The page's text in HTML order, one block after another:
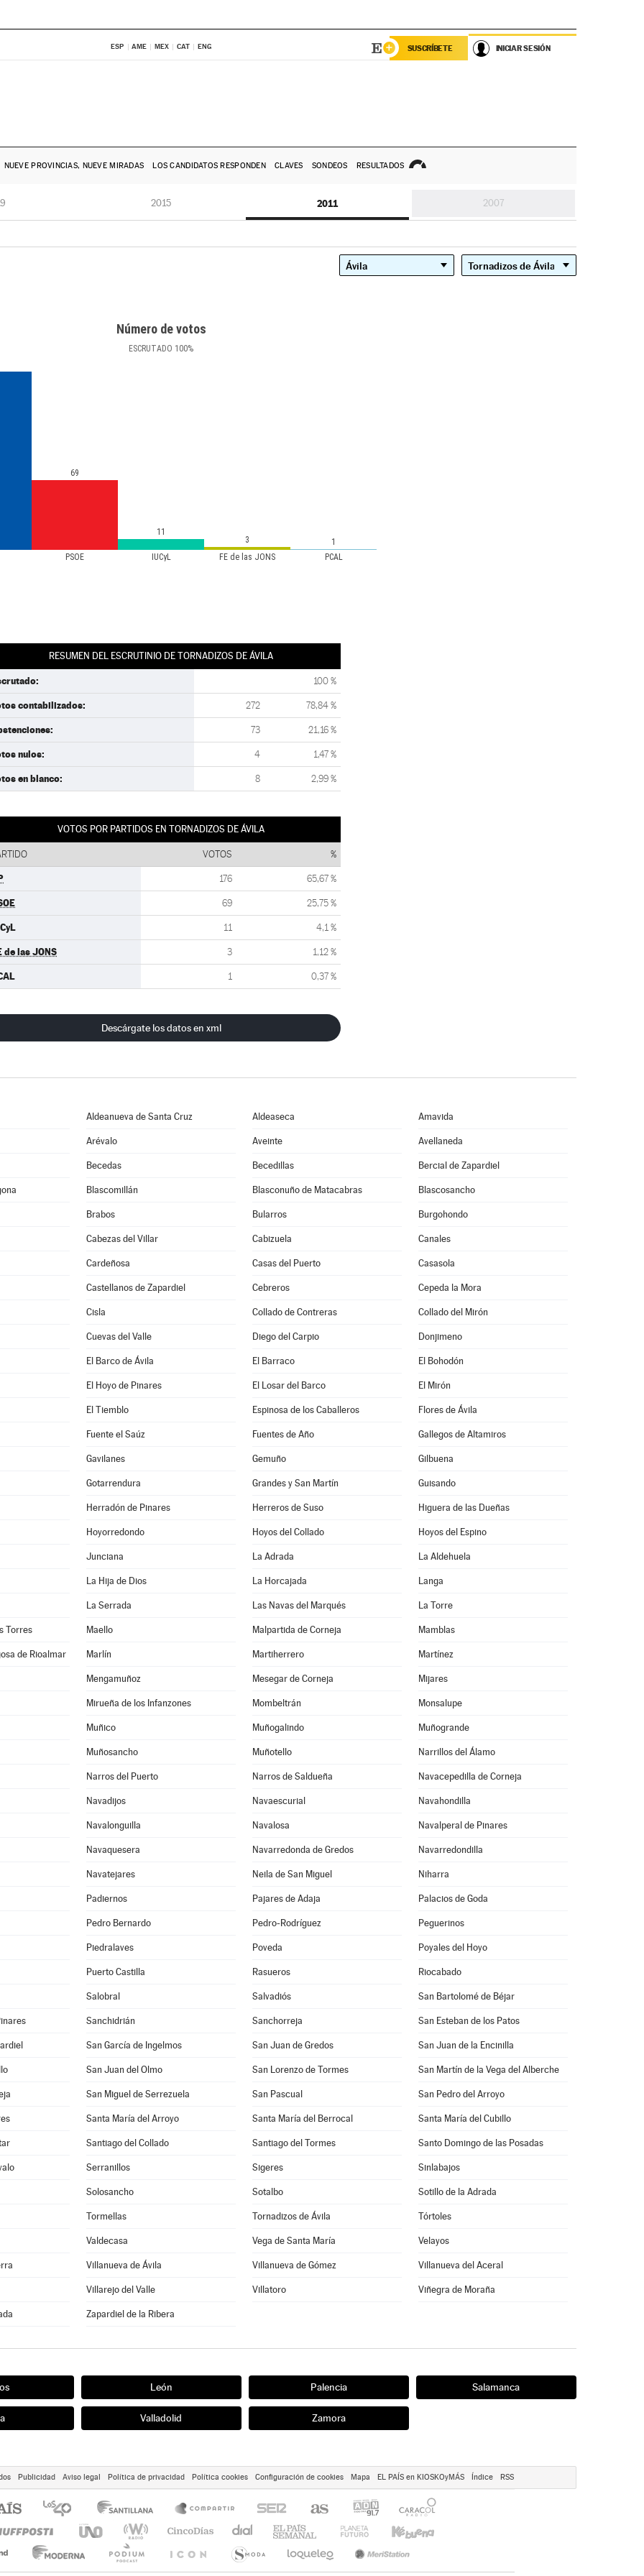
ESP AME MEX CAT ENG SUSCRÍBETE INICIAR SESIÓN
NUEVE PROVINCIAS, NUEVE MIRADAS LOS CANDIDATOS RESPONDEN CLAVES SONDEOS RESULTADOS
2015 2011 2007
Número de votos
ESCRUTADO 100%
PSOE IUCyL FE de las JONS PCAL
69
11
3 1
RESUMEN DEL ESCRUTINIO DE TORNADIZOS DE ÁVILA
100 %
contabilizados: 272 78,84 %
73 21,16 %
nulos: 4 1,47 %
en blanco: 8 2,99 %
VOTOS POR PARTIDOS EN TORNADIZOS DE ÁVILA
VOTOS %
176 65,67 %
69 25,75 %
11 4,1 %
de las JONS 3 1,12 %
1 0,37 %
Descárgate los datos en xml
Aldeanueva de Santa Cruz Aldeaseca Amavida
Arévalo Aveinte Avellaneda
Becedas Becedillas Bercial de Zapardiel
Blascomillán Blasconuño de Matacabras Blascosancho
Brabos Bularros Burgohondo
Cabezas del Villar Cabizuela Canales
Cardeñosa Casas del Puerto Casasola
Castellanos de Zapardiel Cebreros Cepeda la Mora
Cisla Collado de Contreras Collado del Mirón
Cuevas del Valle Diego del Carpio Donjimeno
El Barco de Ávila El Barraco El Bohodón
El Hoyo de Pinares El Losar del Barco El Mirón
El Tiemblo Espinosa de los Caballeros Flores de Ávila
Fuente el Saúz Fuentes de Año Gallegos de Altamiros
Gavilanes Gemuño Gilbuena
Gotarrendura Grandes y San Martín Guisando
Herradón de Pinares Herreros de Suso Higuera de las Dueñas
Hoyorredondo Hoyos del Collado Hoyos del Espino
Junciana La Adrada La Aldehuela
La Hija de Dios La Horcajada Langa
La Serrada Las Navas del Marqués La Torre
Torres Maello Malpartida de Corneja Mamblas
de Rioalmar Marlín Martiherrero Martínez
Mengamuñoz Mesegar de Corneja Mijares
Mirueña de los Infanzones Mombeltrán Monsalupe
Muñico Muñogalindo Muñogrande
Muñosancho Muñotello Narrillos del Álamo
Narros del Puerto Narros de Saldueña Navacepedilla de Corneja
Navadijos Navaescurial Navahondilla
Navalonguilla Navalosa Navalperal de Pinares
Navaquesera Navarredonda de Gredos Navarredondilla
Navatejares Neila de San Miguel Niharra
Padiernos Pajares de Adaja Palacios de Goda
Pedro Bernardo Pedro-Rodríguez Peguerinos
Piedralaves Poveda Poyales del Hoyo
Puerto Castilla Rasueros Riocabado
Salobral Salvadiós San Bartolomé de Béjar
Sanchidrián Sanchorreja San Esteban de los Patos
San García de Ingelmos San Juan de Gredos San Juan de la Encinilla
San Juan del Olmo San Lorenzo de Tormes San Martín de la Vega del Alberche
San Miguel de Serrezuela San Pascual San Pedro del Arroyo
Santa María del Arroyo Santa María del Berrocal Santa María del Cubillo
Santiago del Collado Santiago del Tormes Santo Domingo de las Posadas
Serranillos Sigeres Sinlabajos
Solosancho Sotalbo Sotillo de la Adrada
Tormellas Tornadizos de Ávila Tórtoles
Valdecasa Vega de Santa María Velayos
Villanueva de Ávila Villanueva de Gómez Villanueva del Aceral
Villarejo del Valle Villatoro Viñegra de Moraña
Zapardiel de la Ribera
León Palencia Salamanca
Valladolid Zamora
Publicidad Aviso legal Política de privacidad Política cookies Configuración de cookies Mapa EL PAÍS en KIOSKOyMÁS Índice RSS